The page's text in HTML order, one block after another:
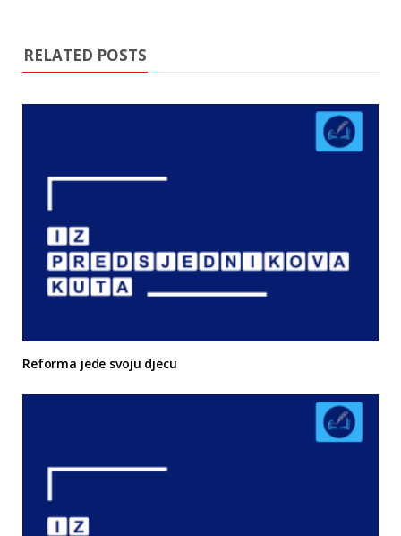
RELATED POSTS
Reforma jede svoju djecu